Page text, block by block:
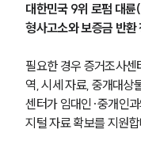
대한민국 9위 로펌 대
형사고소와 보증금 반환
필요한 경우 증거조사
역, 시세 자료, 중개대상
센터가 임대인·중개인
지털 자료 확보를 지원합